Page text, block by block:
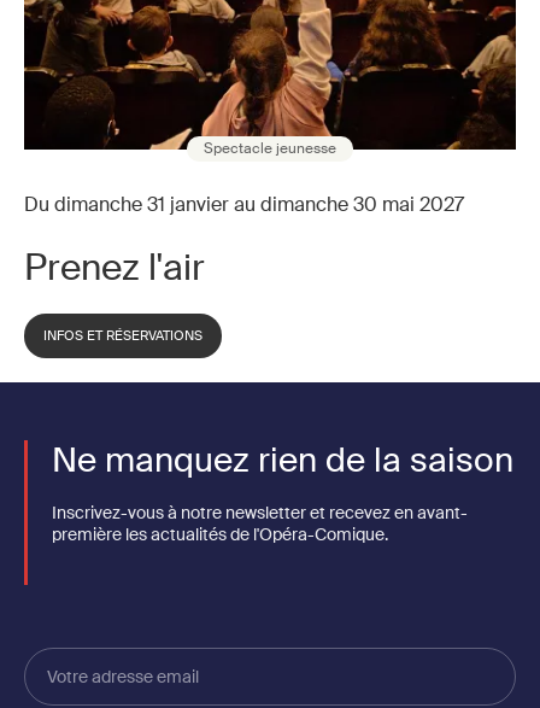
Spectacle jeunesse
Du dimanche 31 janvier au dimanche 30 mai 2027
Prenez l'air
INFOS ET RÉSERVATIONS
Ne manquez rien de la saison
Inscrivez-vous à notre newsletter et recevez en avant-
première les actualités de l'Opéra-Comique.
Votre
adresse
email